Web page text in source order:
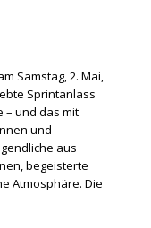
Samstag, 2. Mai,
Sprintanlass
– und das mit
und
aus
begeisterte
Atmosphäre. Die